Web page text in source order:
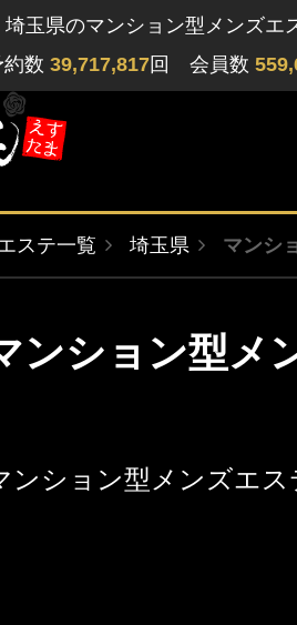
埼玉県のマンション型メンズエ
数 39,717,817回 会員数
歴
員登録
数掲載！
ステ一覧 埼玉県 マンシ
ンション型メ
ンション型メンズエス